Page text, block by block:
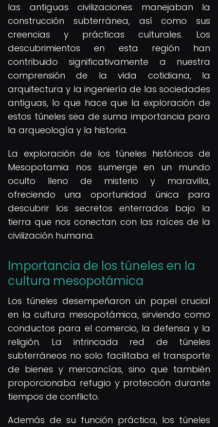
las antiguas civilizaciones manejaban la
construcción subterránea, así como sus
creencias y prácticas culturales. Los
descubrimientos en esta región han
contribuido significativamente a nuestra
comprensión de la vida cotidiana, la
arquitectura y la ingeniería de las sociedades
antiguas, lo que hace que la exploración de
estos túneles sea de suma importancia para
la arqueología y la historia.
La exploración de los túneles históricos de
Mesopotamia nos sumerge en un mundo
oculto lleno de misterio y maravilla,
ofreciendo una oportunidad única para
descubrir los secretos enterrados bajo la
tierra que nos conectan con las raíces de la
civilización humana.
Importancia de los túneles en la
cultura mesopotámica
Los túneles desempeñaron un papel crucial
en la cultura mesopotámica, sirviendo como
conductos para el comercio, la defensa y la
religión. La intrincada red de túneles
subterráneos no solo facilitaba el transporte
de bienes y mercancías, sino que también
proporcionaba refugio y protección durante
tiempos de conflicto.
Además de su función práctica, los túneles